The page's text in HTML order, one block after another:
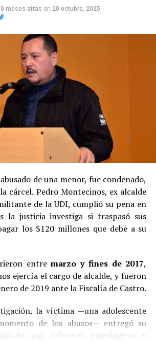
meses atras on 20 octubre, 2025
de una menor, fue condenado,
cárcel. Pedro Montecinos, ex alcalde
de la UDI, cumplió su pena en
la justicia investiga si traspasó sus
los $120 millones que debe a su
entremarzo y fines de 2017,
ejercía el cargo de alcalde, y fueron
de 2019 ante la Fiscalía de Castro.
la víctima —una adolescente
de los abusos— entregó su
por informes psicológicos y